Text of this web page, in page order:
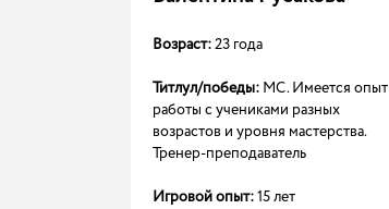
Возраст:23 года
Титлул/победы: МС. Имеется опыт
работы с учениками разных
возрастов и уровня мастерства.
Тренер-преподаватель
Игровой опыт:15 лет